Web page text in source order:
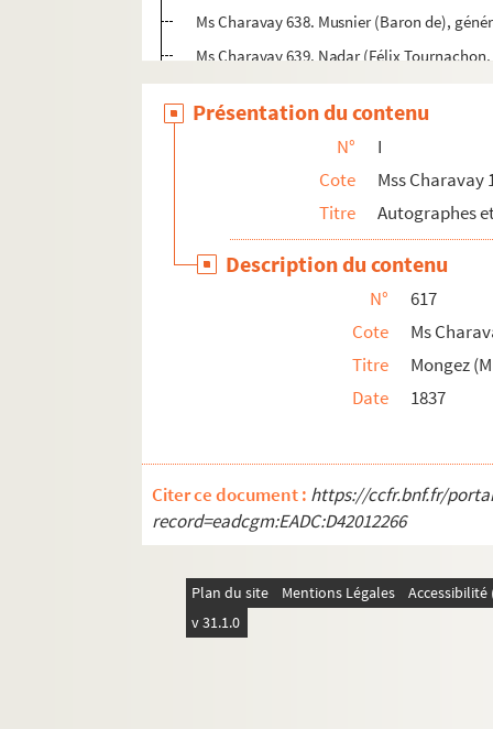
Ms Charavay 638. Musnier (Baron de),
Ms Charavay 639. Nadar (Félix
Ms Charavay 640. Navarre (Nicolas),
Ms Charavay 641. Neufville de Villeroy
Ms Charavay 642. Neufville de Villeroy
Ms Charavay 643. Neufville (Antoine de),
Ms Charavay 644. Neyrat (Jean),
Ms Charavay 645. Nivière-Chol (Antoine),
Ms Charavay 646. Noailles (Alexis, comte
Ms Charavay 647. Nompère de
Ms Charavay 648. Nompère de
Ms Charavay 649. Noyel de Belleroche,
Ms Charavay 651. Ordonneau (Le baron
Ms Charavay 652. Ormesson (Le bailli d'),
Ms Charavay 653. Ormesson (La comtesse
Ms Charavay 655. Ozanam (Jean-
Ms Charavay 656. Palerne de Savy
Présentation du contenu
N°
I
Cote
Mss Charavay
Titre
Autographes
Description du contenu
N°
617
Cote
Ms
Titre
Mongez (M
Date 1837
Citer ce document : https://ccfr.bnf.fr/
record=eadcgm:EADC:D42012266
Plan du site Mentions Légales
v 31.1.0